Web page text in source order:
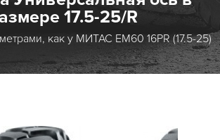
17.5-25/R
как у МИТАС EM60 16PR (17.5-25)